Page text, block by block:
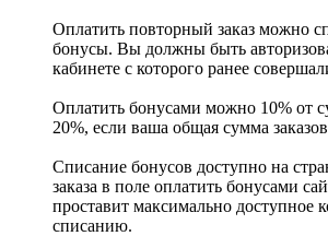
Оплатить повторный заказ можно
бонусы. Вы должны быть
кабинете с которого ранее
Оплатить бонусами можно 10% от
20%, если ваша общая сумма
Списание бонусов доступно на
заказа в поле оплатить бонусами
проставит максимально доступное
списанию.